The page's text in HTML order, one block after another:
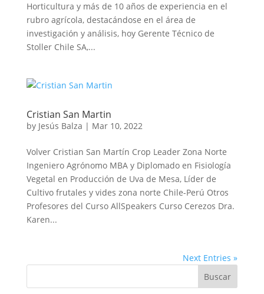
Horticultura y más de 10 años de experiencia en el
rubro agrícola, destacándose en el área de
investigación y análisis, hoy Gerente Técnico de
Stoller Chile SA,...
Cristian San Martin
by Jesús Balza | Mar 10, 2022
Volver Cristian San Martín Crop Leader Zona Norte
Ingeniero Agrónomo MBA y Diplomado en Fisiología
Vegetal en Producción de Uva de Mesa, Líder de
Cultivo frutales y vides zona norte Chile-Perú Otros
Profesores del Curso AllSpeakers Curso Cerezos Dra.
Karen...
Next Entries »
Buscar